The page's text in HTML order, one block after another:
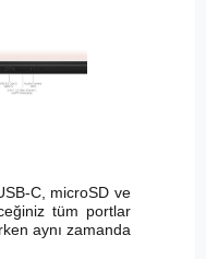
C, microSD ve
tüm portlar
aynı zamanda